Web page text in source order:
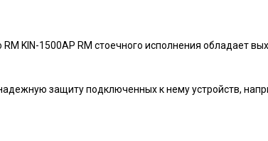
KIN-1500AP RM стоечного исполнения обладает
защиту подключенных к нему устройств,